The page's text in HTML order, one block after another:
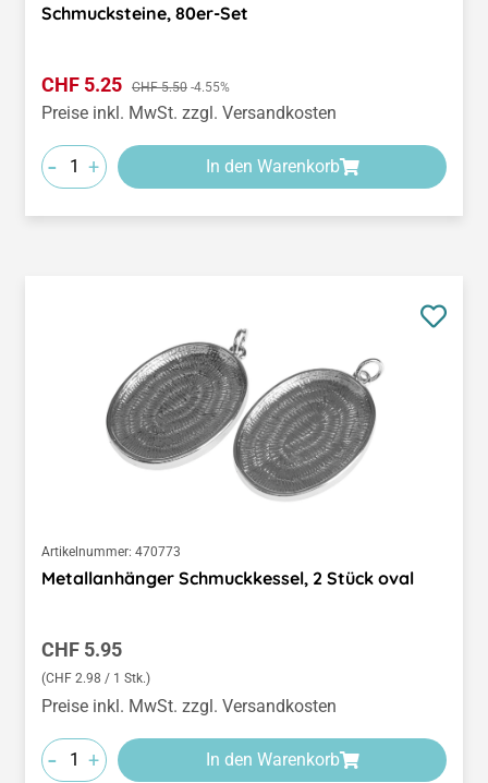
Schmucksteine, 80er-Set
Verkaufspreis:
CHF 5.25 Regulärer Preis:
CHF 5.50 -4.55%
Preise inkl. MwSt. zzgl. Versandkosten
- + In den Warenkorb
Artikelnummer: 470773
Metallanhänger Schmuckkessel, 2 Stück oval
Regulärer Preis:
CHF 5.95
(CHF 2.98 / 1 Stk.)
Preise inkl. MwSt. zzgl. Versandkosten
- + In den Warenkorb